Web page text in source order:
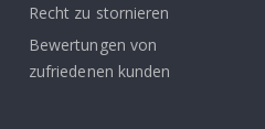
Recht zu stornieren
Bewertungen von
zufriedenen kunden